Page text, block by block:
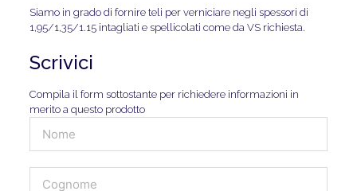
Siamo in grado di fornire teli per verniciare negli spessori di
1,95/1,35/1.15 intagliati e spellicolati come da VS richiesta.
Scrivici
Compila il form sottostante per richiedere informazioni in
merito a questo prodotto